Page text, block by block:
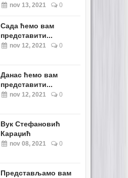
nov 13, 2021 0
Сада ћемо вам
представити...
nov 12, 2021 0
Данас ћемо вам
представити...
nov 12, 2021 0
Вук Стефановић
Караџић
nov 08, 2021 0
Представљамо вам